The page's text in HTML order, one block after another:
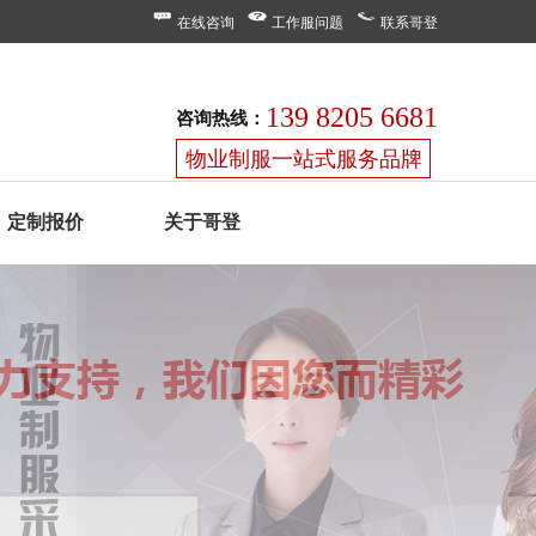
在线咨询 工作服问题 联系哥登
咨询热线： 139 8205 6681
物业制服一站式服务品牌
定制报价 关于哥登